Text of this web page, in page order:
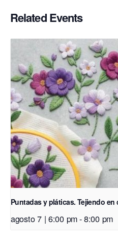
Related Events
Puntadas y pláticas. Tejiendo en
agosto 7 | 6:00 pm-8:00 pm